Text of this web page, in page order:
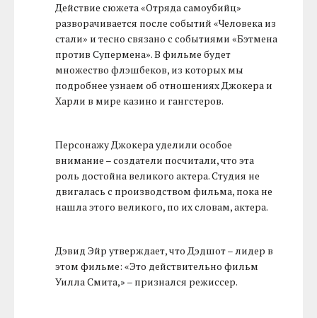
Действие сюжета «Отряда самоубийц»
разворачивается после событий «Человека из
стали» и тесно связано с событиями «Бэтмена
против Супермена». В фильме будет
множество флэшбеков, из которых мы
подробнее узнаем об отношениях Джокера и
Харли в мире казино и гангстеров.
Персонажу Джокера уделили особое
внимание – создатели посчитали, что эта
роль достойна великого актера. Студия не
двигалась с производством фильма, пока не
нашла этого великого, по их словам, актера.
Дэвид Эйр утверждает, что Дэдшот – лидер в
этом фильме: «Это действительно фильм
Уилла Смита,» – признался режиссер.